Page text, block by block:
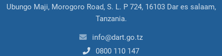
Ubungo Maji, Morogoro Road, S. L. P 724, 16103 Dar es salaam,
Tanzania.
info@dart.go.tz
0800 110 147